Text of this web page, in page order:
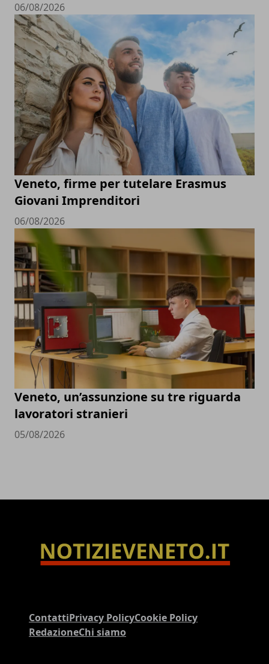
06/08/2026
Veneto, firme per tutelare Erasmus
Giovani Imprenditori
06/08/2026
Veneto, un’assunzione su tre riguarda
lavoratori stranieri
05/08/2026
ContattiPrivacy PolicyCookie Policy
RedazioneChi siamo